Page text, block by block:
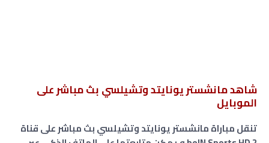
شاهد مانشستر يونايتد وتشيلسي بث مباشر على
الموبايل
تنقل مباراة مانشستر يونايتد وتشيلسي بث مباشر على قناة